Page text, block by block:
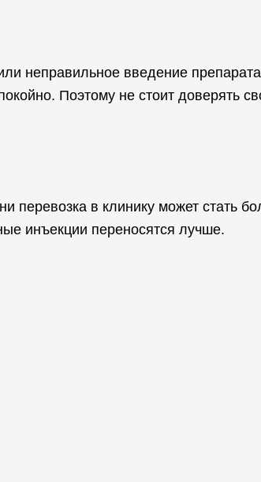
неправильное введение
Поэтому не стоит доверять
перевозка в клинику может стать
инъекции переносятся лучше.